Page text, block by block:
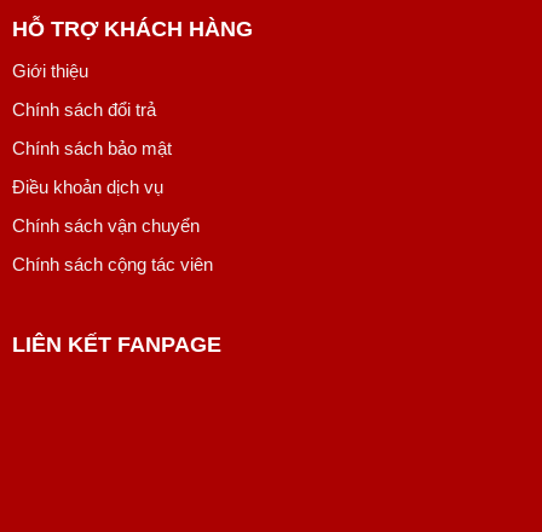
HỖ TRỢ KHÁCH HÀNG
Giới thiệu
Chính sách đổi trả
Chính sách bảo mật
Điều khoản dịch vụ
Chính sách vận chuyển
Chính sách cộng tác viên
LIÊN KẾT FANPAGE